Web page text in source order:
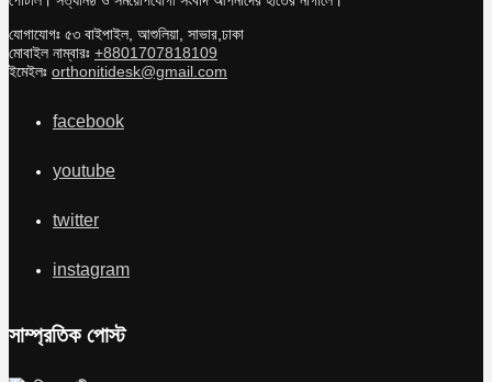
যোগাযোগঃ ৫৩ বাইপাইল, আশুলিয়া, সাভার,ঢাকা
মোবাইল নাম্বারঃ +8801707818109
ইমেইলঃ orthonitidesk@gmail.com
facebook
youtube
twitter
instagram
সাম্প্রতিক পোস্ট